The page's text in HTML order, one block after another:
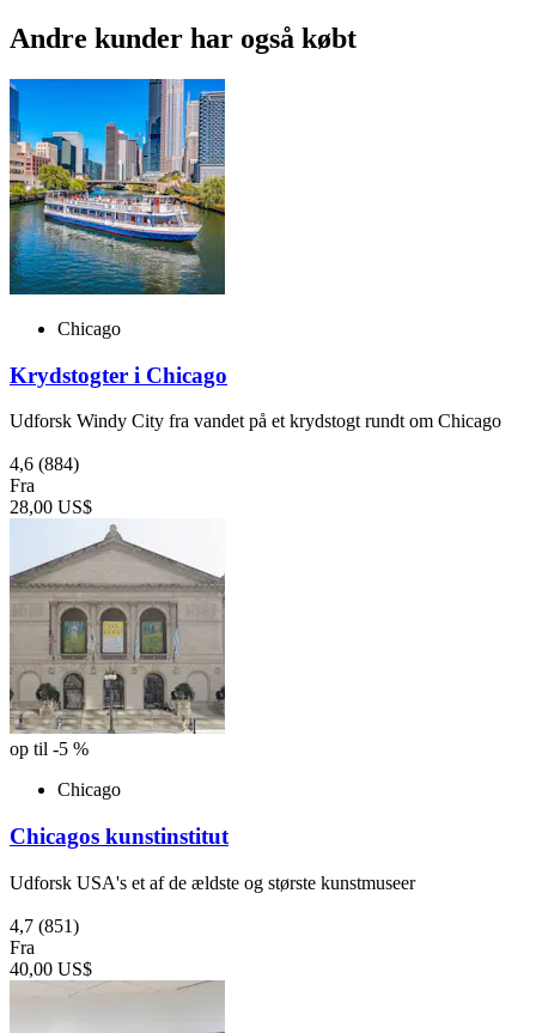
Andre kunder har også købt
Chicago
Krydstogter i Chicago
Udforsk Windy City fra vandet på et krydstogt rundt om Chicago
4,6 (884)
Fra
28,00 US$
op til -5 %
Chicago
Chicagos kunstinstitut
Udforsk USA's et af de ældste og største kunstmuseer
4,7 (851)
Fra
40,00 US$